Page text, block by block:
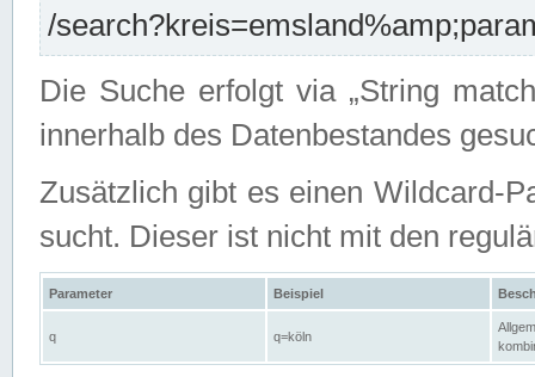
/
Die Suche erfolgt via „String
innerhalb des Datenbestandes
Zusätzlich gibt es einen Wildcard-
sucht. Dieser ist nicht mit den
Parameter Beispiel
q q=köln